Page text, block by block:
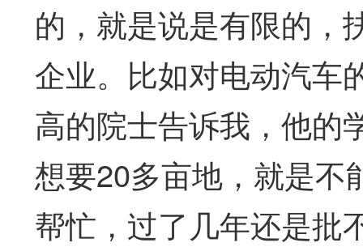
的，就是说是有限的，
企业。比如对电动汽车
高的院士告诉我，他的
想要20多亩地，就是不
帮忙，过了几年还是批